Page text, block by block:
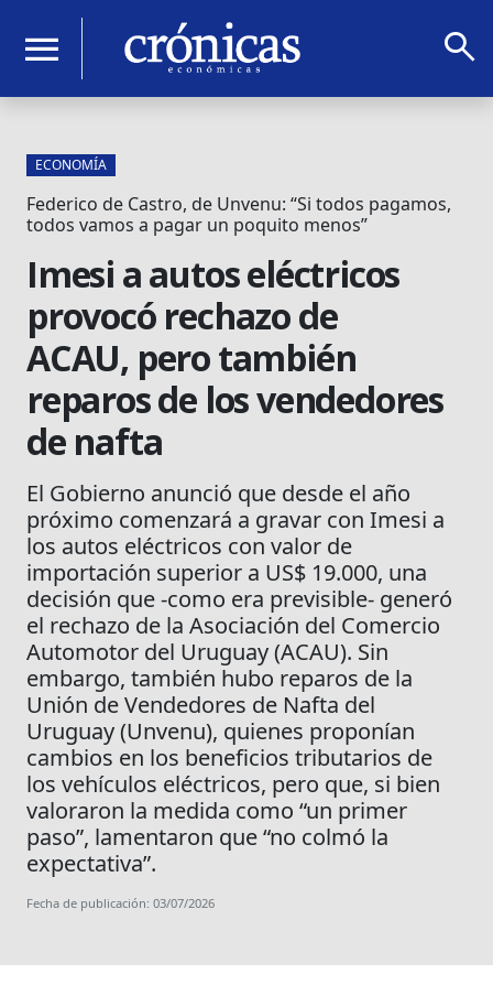
menu search
ECONOMÍA
Federico de Castro, de Unvenu: “Si todos pagamos,
todos vamos a pagar un poquito menos”
Imesi a autos eléctricos
provocó rechazo de
ACAU, pero también
reparos de los vendedores
de nafta
El Gobierno anunció que desde el año
próximo comenzará a gravar con Imesi a
los autos eléctricos con valor de
importación superior a US$ 19.000, una
decisión que -como era previsible- generó
el rechazo de la Asociación del Comercio
Automotor del Uruguay (ACAU). Sin
embargo, también hubo reparos de la
Unión de Vendedores de Nafta del
Uruguay (Unvenu), quienes proponían
cambios en los beneficios tributarios de
los vehículos eléctricos, pero que, si bien
valoraron la medida como “un primer
paso”, lamentaron que “no colmó la
expectativa”.
Fecha de publicación: 03/07/2026